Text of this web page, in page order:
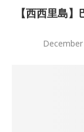
【西西里島